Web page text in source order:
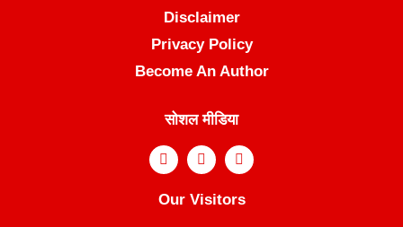
Disclaimer
Privacy Policy
Become An Author
सोशल मीडिया
Our Visitors